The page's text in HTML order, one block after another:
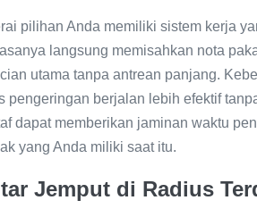
pilihan Anda memiliki sistem kerja
langsung memisahkan nota
utama tanpa antrean panjang.
berjalan lebih efektif
dapat memberikan jaminan waktu
yang Anda miliki saat itu.
Jemput di Radius